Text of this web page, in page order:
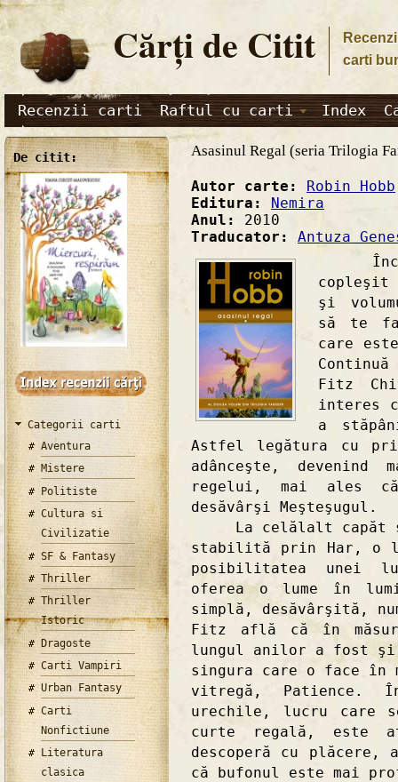
Cărţi de Citit
carti
Recenzii carti Raftul cu carti Index
De citit:
Categorii carti
Aventura
Mistere
Politiste
Cultura si
Civilizatie
SF & Fantasy
Thriller
Thriller
Istoric
Dragoste
Carti Vampiri
Urban Fantasy
Carti
Nonfictiune
Literatura
clasica
Asasinul Regal (seria Trilogia
Autor carte: Robin Hobb
Editura: Nemira
Anul: 2010
Traducator: Antuza
Încă
copleşit
şi
să te
care
Fitz
interes
a
Astfel legătura cu
adânceşte,
regelui, mai ales
desăvârşi Meşteşugul.
La celălalt capăt
stabilită prin Har, o
posibilitatea unei
oferea o lume în
simplă, desăvârşită,
Fitz află că în
lungul anilor a fost
singura care o face în
vitregă, Patience.
urechile, lucru care
curte regală,
descoperă cu
că bufonul este mai